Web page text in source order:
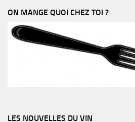
ON MANGE QUOI CHEZ TOI ?
LES NOUVELLES DU VIN